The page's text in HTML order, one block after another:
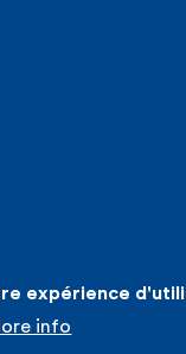
expérience
info